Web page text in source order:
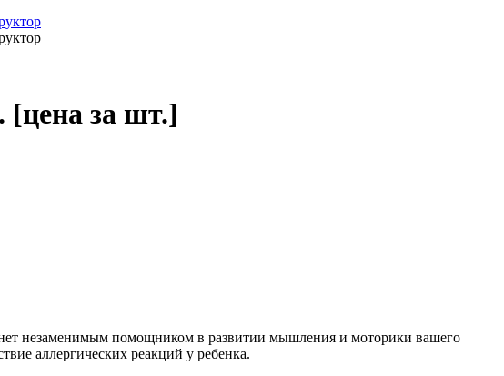
за шт.]
незаменимым помощником в развитии мышления и моторики вашего
аллергических реакций у ребенка.